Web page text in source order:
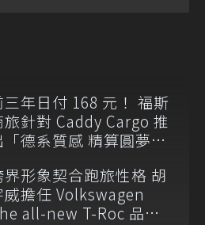
三年日付 168 元！ 福斯
旅針對 Caddy Cargo 推
「德系質感 精算圓夢」
界形象契合跑旅性格 胡
威擔任 Volkswagen
all-new T-Roc 品牌